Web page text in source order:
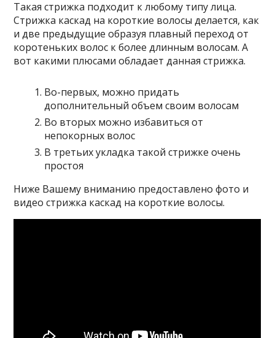
Такая стрижка подходит к любому типу лица.
Стрижка каскад на короткие волосы делается, как
и две предыдущие образуя плавный переход от
коротеньких волос к более длинным волосам. А
вот какими плюсами обладает данная стрижка.
Во-первых, можно придать
дополнительный объем своим волосам
Во вторых можно избавиться от
непокорных волос
В третьих укладка такой стрижке очень
простоя
Ниже Вашему вниманию предоставлено фото и
видео стрижка каскад на короткие волосы.